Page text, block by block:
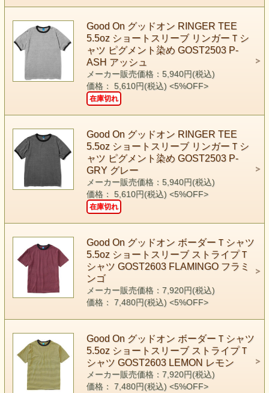
Good On グッドオン RINGER TEE
5.5oz ショートスリーブ リンガーＴシ
ャツ ピグメント染め GOST2503 P-
ASH アッシュ
メーカー販売価格：5,940円(税込)
価格： 5,610円(税込) <5%OFF>
在庫切れ
Good On グッドオン RINGER TEE
5.5oz ショートスリーブ リンガーＴシ
ャツ ピグメント染め GOST2503 P-
GRY グレー
メーカー販売価格：5,940円(税込)
価格： 5,610円(税込) <5%OFF>
在庫切れ
Good On グッドオン ボーダーＴシャツ
5.5oz ショートスリーブ ストライプＴ
シャツ GOST2603 FLAMINGO フラミ
ンゴ
メーカー販売価格：7,920円(税込)
価格： 7,480円(税込) <5%OFF>
Good On グッドオン ボーダーＴシャツ
5.5oz ショートスリーブ ストライプＴ
シャツ GOST2603 LEMON レモン
メーカー販売価格：7,920円(税込)
価格： 7,480円(税込) <5%OFF>